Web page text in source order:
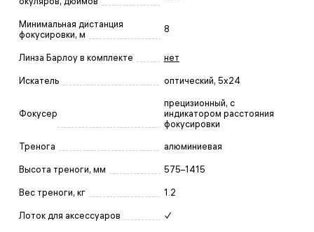
Минимальная дистанция
фокусировки, м
8
Линза Барлоу в комплекте нет
Искатель оптический, 5x24
Фокусер
прецизионный, с
индикатором расстояния
фокусировки
Тренога алюминиевая
Высота треноги, мм 575–1415
Вес треноги, кг 1.2
Лоток для аксессуаров ✓